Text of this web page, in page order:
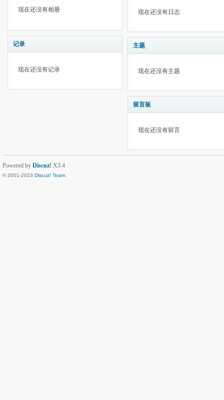
现在还没有相册
记录
现在还没有记录
现在还没有日志
主题
现在还没有主题
留言板
现在还没有留言
Powered by Discuz! X3.4
© 2001-2023 Discuz! Team